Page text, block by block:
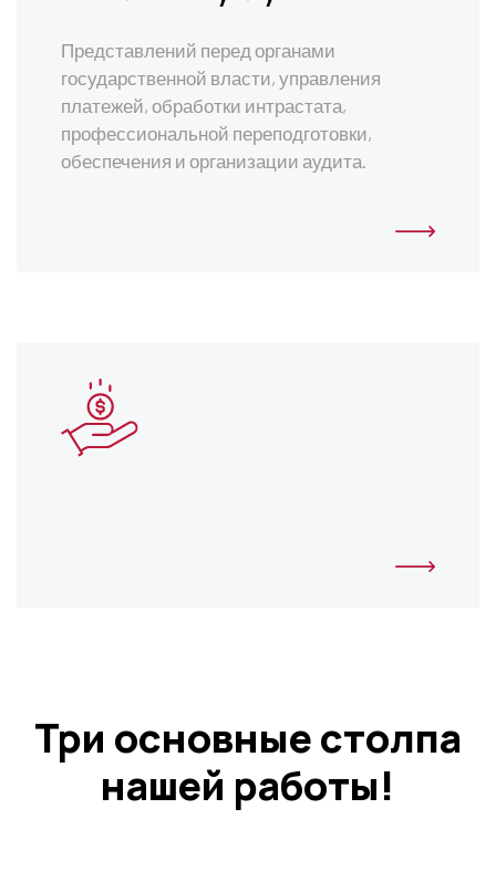
Представлений перед органами
государственной власти, управления
платежей, обработки интрастата,
профессиональной переподготовки,
обеспечения и организации аудита.
Три основные столпа
нашей работы!